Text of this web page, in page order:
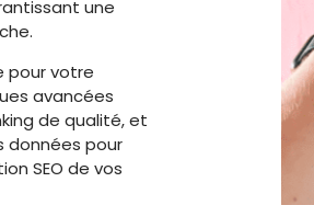
une
pour votre
avancées
de qualité, et
données pour
SEO de vos